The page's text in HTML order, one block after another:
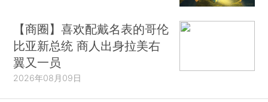
【商圈】喜欢配戴名表的哥伦
比亚新总统 商人出身拉美右
翼又一员
2026年08月09日